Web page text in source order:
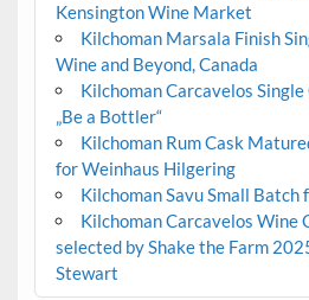
Kensington Wine Market
Kilchoman Marsala Finish
Wine and Beyond, Canada
Kilchoman Carcavelos
„Be a Bottler“
Kilchoman Rum Cask
for Weinhaus Hilgering
Kilchoman Savu Small Batch
Kilchoman Carcavelos Wine
selected by Shake the Farm
Stewart